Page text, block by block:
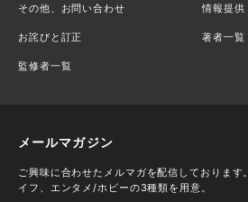
その他、お問い合わせ 情報提供
お詫びと訂正 著者一覧
監修者一覧
メールマガジン
ご興味に合わせたメルマガを配信しておりま
イフ、エンタメ/ホビーの3種類を用意。